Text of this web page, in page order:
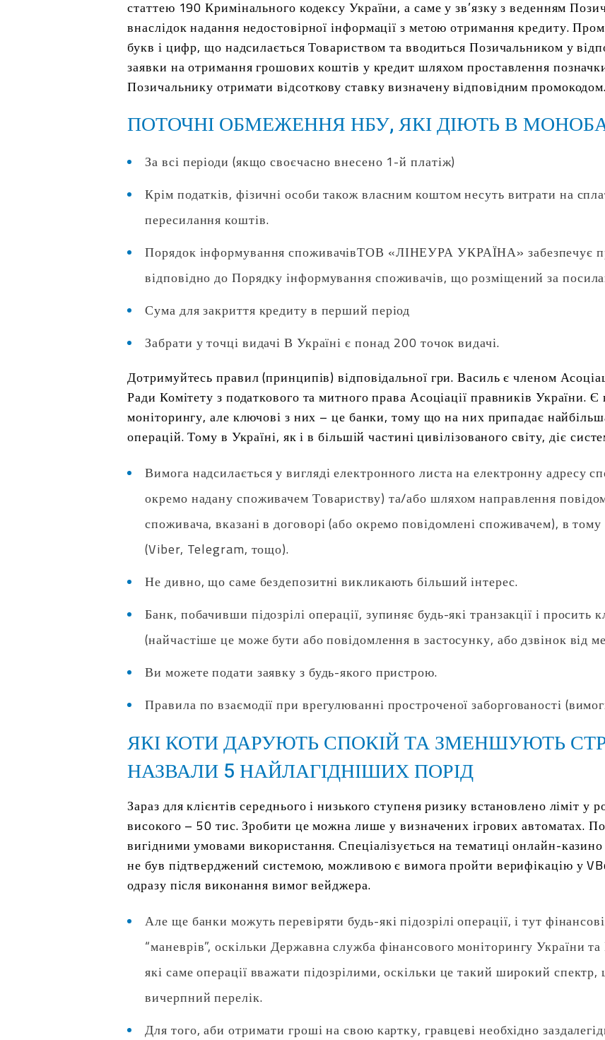
статтею 190 Кримінального кодексу України, а саме у зв’язку з веденням
внаслідок надання недостовірної інформації з метою отримання кредиту.
букв і цифр, що надсилається Товариством та вводиться Позичальником у
заявки на отримання грошових коштів у кредит шляхом проставлення
Позичальнику отримати відсоткову ставку визначену відповідним промокодом.
ПОТОЧНІ ОБМЕЖЕННЯ НБУ, ЯКІ ДІЮТЬ В
За всі періоди (якщо своєчасно внесено 1-й платіж)
Крім податків, фізичні особи також власним коштом несуть витрати на
пересилання коштів.
Порядок інформування споживачівТОВ «ЛІНЕУРА УКРАЇНА» забезпечує
відповідно до Порядку інформування споживачів, що розміщений за
Сума для закриття кредиту в перший період
Забрати у точці видачі В Україні є понад 200 точок видачі.
Дотримуйтесь правил (принципів) відповідальної гри. Василь є членом
Ради Комітету з податкового та митного права Асоціації правників України. Є
моніторингу, але ключові з них – це банки, тому що на них припадає
операцій. Тому в Україні, як і в більшій частині цивілізованого світу, діє
Вимога надсилається у вигляді електронного листа на електронну адресу
окремо надану споживачем Товариству) та/або шляхом направлення
споживача, вказані в договорі (або окремо повідомлені споживачем), в
(Viber, Telegram, тощо).
Не дивно, що саме бездепозитні викликають більший інтерес.
Банк, побачивши підозрілі операції, зупиняє будь-які транзакції і просить
(найчастіше це може бути або повідомлення в застосунку, або дзвінок від
Ви можете подати заявку з будь-якого пристрою.
Правила по взаємодії при врегулюванні простроченої заборгованості
ЯКІ КОТИ ДАРУЮТЬ СПОКІЙ ТА ЗМЕНШУЮТЬ
НАЗВАЛИ 5 НАЙЛАГІДНІШИХ ПОРІД
Зараз для клієнтів середнього і низького ступеня ризику встановлено ліміт у
високого – 50 тис. Зробити це можна лише у визначених ігрових автоматах.
вигідними умовами використання. Спеціалізується на тематиці онлайн-
не був підтверджений системою, можливою є вимога пройти верифікацію у
одразу після виконання вимог вейджера.
Але ще банки можуть перевіряти будь-які підозрілі операції, і тут
“маневрів”, оскільки Державна служба фінансового моніторингу України
які саме операції вважати підозрілими, оскільки це такий широкий
вичерпний перелік.
Для того, аби отримати гроші на свою картку, гравцеві необхідно